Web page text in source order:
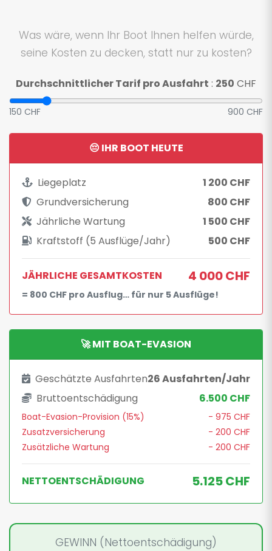
Was wäre, wenn Ihr Boot Ihnen helfen würde,
seine Kosten zu decken, statt nur zu kosten?
Durchschnittlicher Tarif pro Ausfahrt : 250 CHF
150 CHF 900 CHF
😔 IHR BOOT HEUTE
Liegeplatz
1 200 CHF
Grundversicherung
800 CHF
Jährliche Wartung
1 500 CHF
Kraftstoff (5 Ausflüge/Jahr)
500 CHF
JÄHRLICHE GESAMTKOSTEN 4 000 CHF
= 800 CHF pro Ausflug… für nur 5 Ausflüge!
🚀 MIT BOAT-EVASION
Geschätzte Ausfahrten26 Ausfahrten/Jahr
Bruttoentschädigung
6.500 CHF
Boat-Evasion-Provision (15%)
- 975 CHF
Zusatzversicherung
- 200 CHF
Zusätzliche Wartung
- 200 CHF
NETTOENTSCHÄDIGUNG 5.125 CHF
GEWINN (Nettoentschädigung)